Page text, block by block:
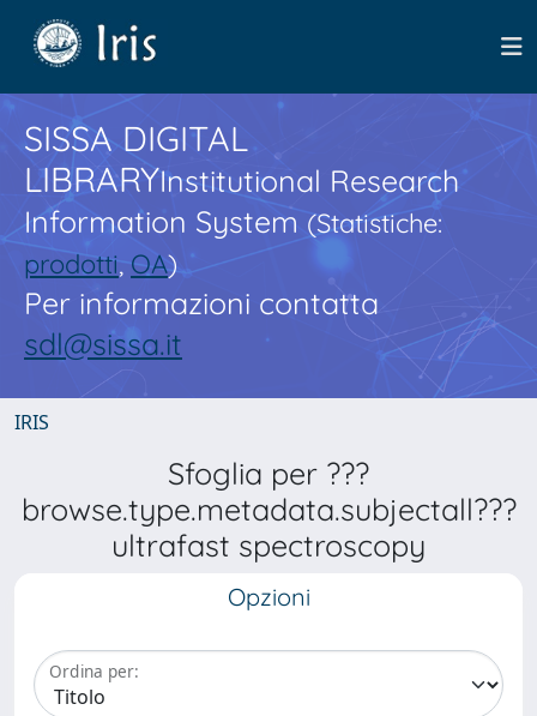
SISSA DIGITAL
LIBRARYInstitutional Research
Information System(Statistiche:
prodotti,OA)
Per informazioni contatta
sdl@sissa.it
IRIS
Sfoglia per ???
browse.type.metadata.subjectall???
ultrafast spectroscopy
Opzioni
Ordina per: